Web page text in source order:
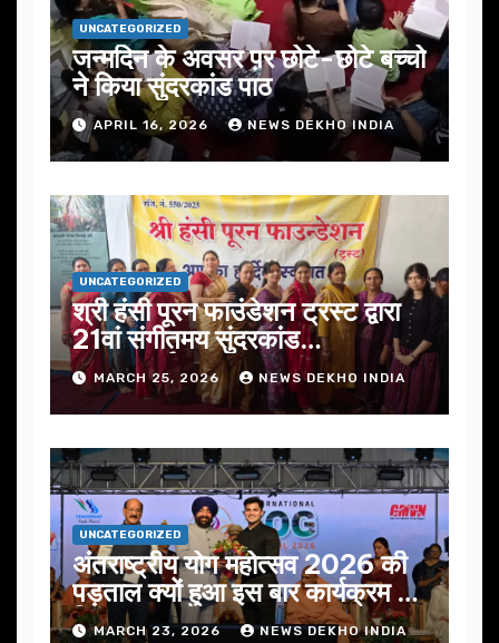
UNCATEGORIZED
जन्मदिन के अवसर प़र छोटे-छोटे बच्चो
ने किया सुंदरकांड पाठ
APRIL 16, 2026 NEWS DEKHO INDIA
UNCATEGORIZED
श्री हंसी पूरन फाउंडेशन ट्रस्ट द्वारा
21वां संगीतमय सुंदरकांड
सफलतापूर्वक संपन्न
MARCH 25, 2026 NEWS DEKHO INDIA
UNCATEGORIZED
अंतराष्ट्रीय योग महोत्सव 2026 की
पड़ताल क्यों हुआ इस बार कार्यक्रम में
निखार
MARCH 23, 2026 NEWS DEKHO INDIA